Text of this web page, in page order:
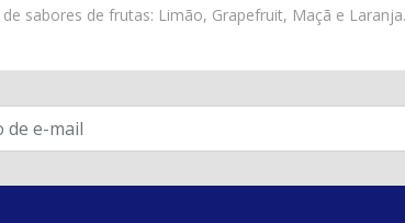
sabores de frutas: Limão, Grapefruit, Maçã e Laranja.